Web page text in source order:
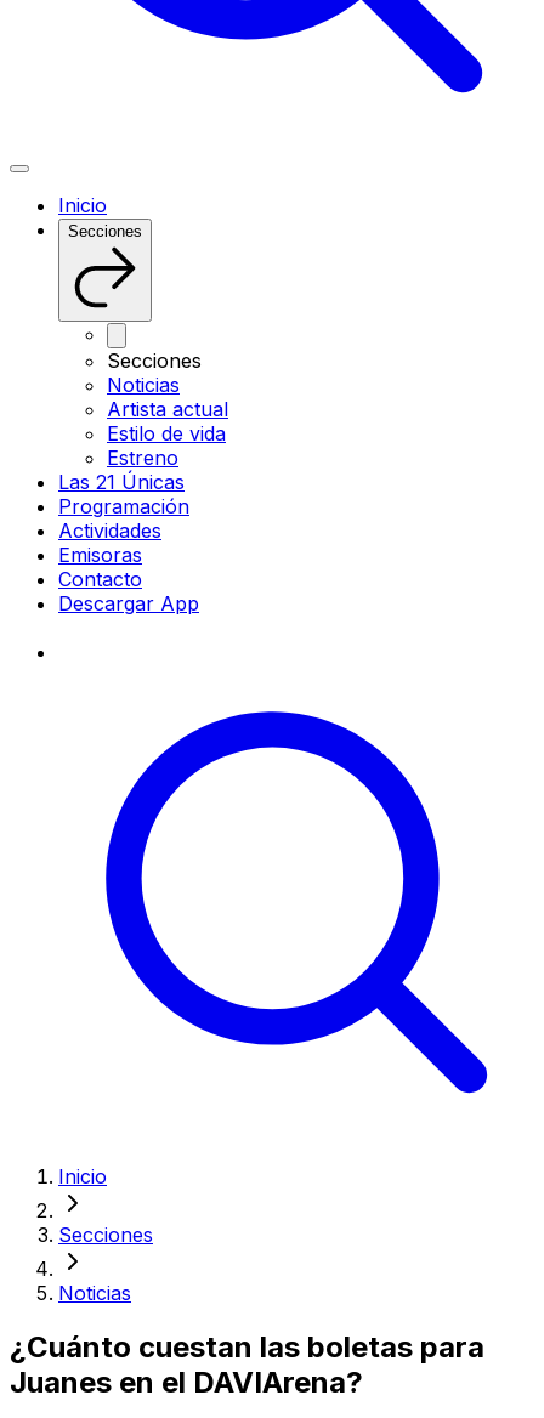
Inicio
Secciones
Secciones
Noticias
Artista actual
Estilo de vida
Estreno
Las 21 Únicas
Programación
Actividades
Emisoras
Contacto
Descargar App
Inicio
Secciones
Noticias
¿Cuánto cuestan las boletas para
Juanes en el DAVIArena?